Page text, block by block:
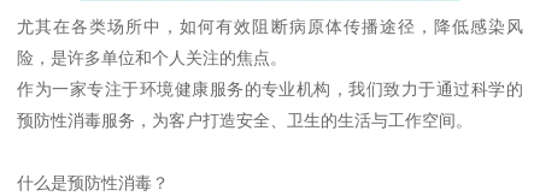
尤其在各类场所中，如何有效阻断病原体传播途径，降低感染风
险，是许多单位和个人关注的焦点。
作为一家专注于环境健康服务的专业机构，我们致力于通过科学的
预防性消毒服务，为客户打造安全、卫生的生活与工作空间。
什么是预防性消毒？